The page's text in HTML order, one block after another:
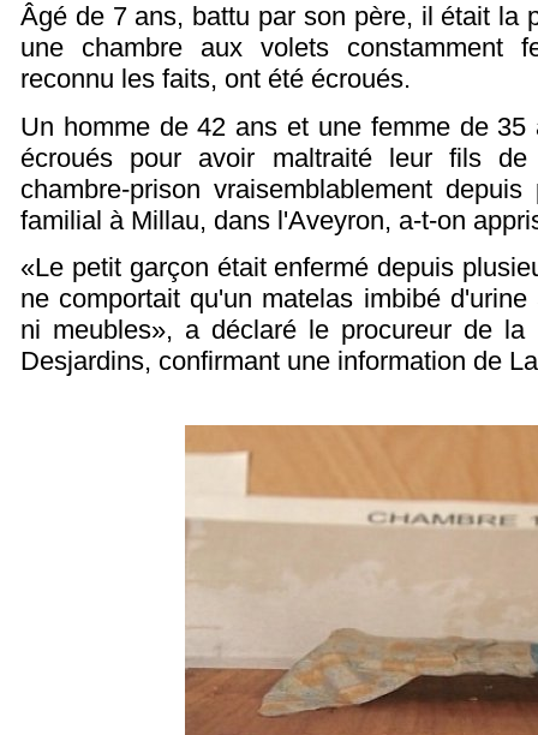
Âgé de 7 ans, battu par son père, il était la
une chambre aux volets constamment
reconnu les faits, ont été écroués.
Un homme de 42 ans et une femme de
écroués pour avoir maltraité leur fils
chambre-prison vraisemblablement
familial à Millau, dans l'Aveyron, a-t-on
«Le petit garçon était enfermé depuis
ne comportait qu'un matelas imbibé
ni meubles», a déclaré le procureur de la
Desjardins, confirmant une information de